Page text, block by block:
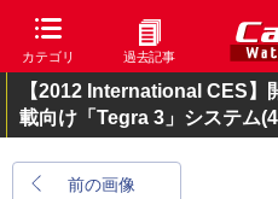
カテゴリ 過去記事
【2012 International CES】
載向け「Tegra 3」システム
前の画像